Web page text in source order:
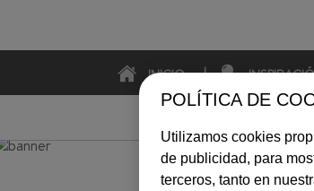
INICIO
POLÍTICA DE
Utilizamos cookies
de publicidad, para
terceros, tanto en